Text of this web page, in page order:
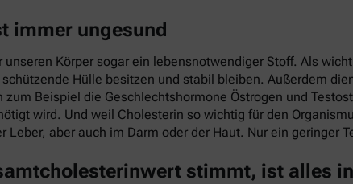
immer ungesund
Körper sogar ein lebensnotwendiger Stoff. Als
Hülle besitzen und stabil bleiben. Außerdem
zum Beispiel die Geschlechtshormone Östrogen und
wird. Und weil Cholesterin so wichtig für den
Leber, aber auch im Darm oder der Haut. Nur ein
stimmt, ist alles